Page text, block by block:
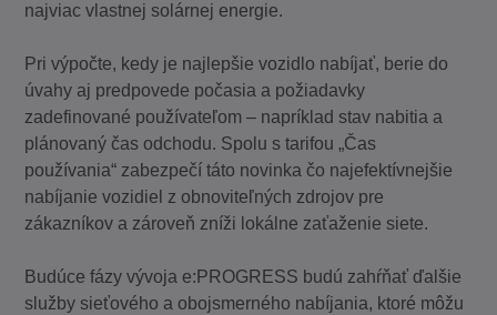
najviac vlastnej solárnej energie.
Pri výpočte, kedy je najlepšie vozidlo nabíjať, berie do
úvahy aj predpovede počasia a požiadavky
zadefinované používateľom – napríklad stav nabitia a
plánovaný čas odchodu. Spolu s tarifou „Čas
používania“ zabezpečí táto novinka čo najefektívnejšie
nabíjanie vozidiel z obnoviteľných zdrojov pre
zákazníkov a zároveň zníži lokálne zaťaženie siete.
Budúce fázy vývoja e:PROGRESS budú zahŕňať ďalšie
služby sieťového a obojsmerného nabíjania, ktoré môžu